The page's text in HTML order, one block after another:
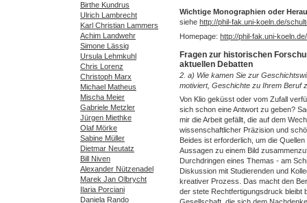
Birthe Kundrus
Ulrich Lambrecht
Karl Christian Lammers
Achim Landwehr
Simone Lässig
Ursula Lehmkuhl
Chris Lorenz
Christoph Marx
Michael Matheus
Mischa Meier
Gabriele Metzler
Jürgen Miethke
Olaf Mörke
Sabine Müller
Dietmar Neutatz
Bill Niven
Alexander Nützenadel
Marek Jan Olbrycht
Ilaria Porciani
Daniela Rando
Wichtige Monographien oder
siehe http://phil-fak.uni-koeln.de/
Homepage: http://phil-fak.uni-
Fragen zur historischen
aktuellen Debatten
2. a) Wie kamen Sie zur
motiviert, Geschichte zu Ihrem Beruf
Von Klio geküsst oder vom Zufall
sich schon eine Antwort zu geben?
mir die Arbeit gefällt, die auf dem
wissenschaftlicher Präzision und
Beides ist erforderlich, um die
Aussagen zu einem Bild
Durchdringen eines Themas - am
Diskussion mit Studierenden und
kreativer Prozess. Das macht den
der stete Rechtfertigungsdruck bleibt